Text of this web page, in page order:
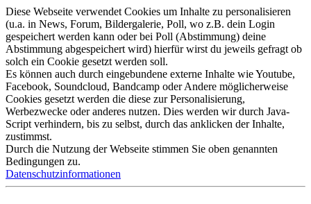
Diese Webseite verwendet Cookies um Inhalte zu personalisieren
(u.a. in News, Forum, Bildergalerie, Poll, wo z.B. dein Login
gespeichert werden kann oder bei Poll (Abstimmung) deine
Abstimmung abgespeichert wird) hierfür wirst du jeweils gefragt ob
solch ein Cookie gesetzt werden soll.
Es können auch durch eingebundene externe Inhalte wie Youtube,
Facebook, Soundcloud, Bandcamp oder Andere möglicherweise
Cookies gesetzt werden die diese zur Personalisierung,
Werbezwecke oder anderes nutzen. Dies werden wir durch Java-
Script verhindern, bis zu selbst, durch das anklicken der Inhalte,
zustimmst.
Durch die Nutzung der Webseite stimmen Sie oben genannten
Bedingungen zu.
Datenschutzinformationen